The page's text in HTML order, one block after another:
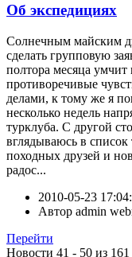
Об экспедициях
Солнечным майским
сделать групповую
полтора месяца
противоречивые
делами, к тому же я
несколько недель
турклуба. С другой
вглядываюсь в
походных друзей и
радос...
2010-05-23
Автор admin
Перейти
Новости 41 - 50 из 161